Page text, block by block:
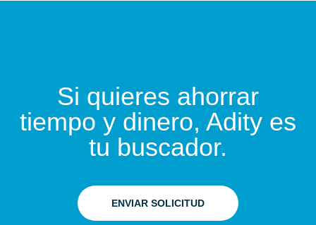
Si quieres ahorrar
tiempo y dinero, Adity es
tu buscador.
ENVIAR SOLICITUD